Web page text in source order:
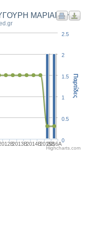
ΜΑΡΙΑΝΘΗ
2013B2014B2015B2016A
0
0.5
1
1.5
2
2.5
Παρτίδες
Highcharts.com